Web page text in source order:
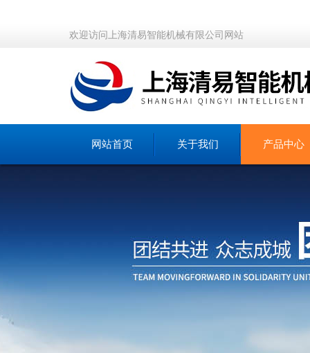
欢迎访问上海清易智能机械有限公司网站
网站首页 关于我们 产品中心